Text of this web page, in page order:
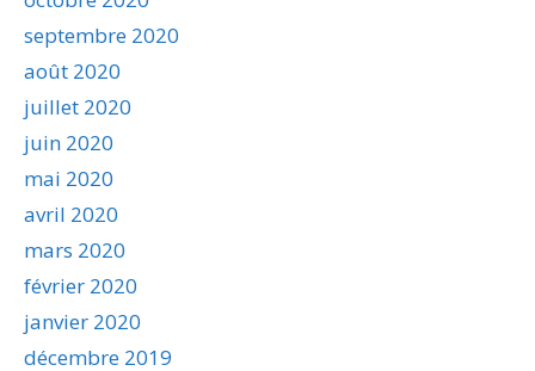
septembre 2020
août 2020
juillet 2020
juin 2020
mai 2020
avril 2020
mars 2020
février 2020
janvier 2020
décembre 2019